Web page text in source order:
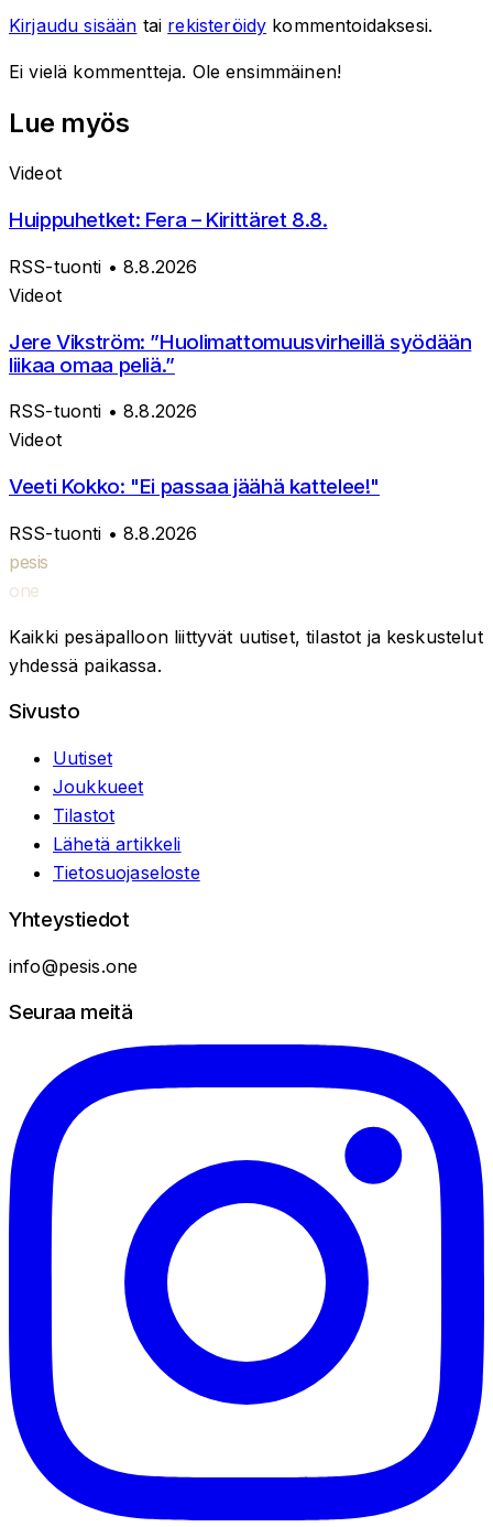
Kirjaudu sisään tai rekisteröidy kommentoidaksesi.
Ei vielä kommentteja. Ole ensimmäinen!
Lue myös
Videot
Huippuhetket: Fera – Kirittäret 8.8.
RSS-tuonti • 8.8.2026
Videot
Jere Vikström: ”Huolimattomuusvirheillä syödään
liikaa omaa peliä.”
RSS-tuonti • 8.8.2026
Videot
Veeti Kokko: "Ei passaa jäähä kattelee!"
RSS-tuonti • 8.8.2026
pesis
one
Kaikki pesäpalloon liittyvät uutiset, tilastot ja keskustelut
yhdessä paikassa.
Sivusto
Uutiset
Joukkueet
Tilastot
Lähetä artikkeli
Tietosuojaseloste
Yhteystiedot
info@pesis.one
Seuraa meitä